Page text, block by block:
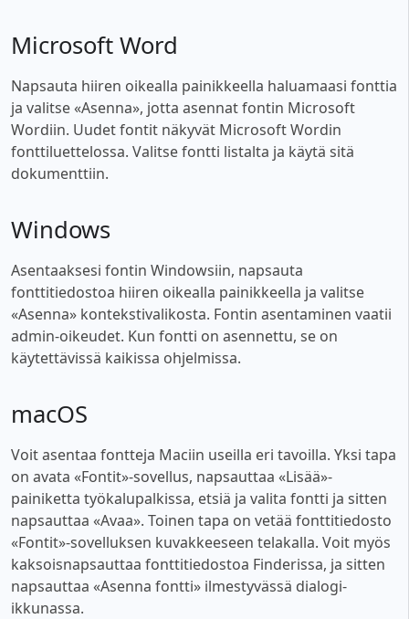
Microsoft Word
Napsauta hiiren oikealla painikkeella haluamaasi fonttia
ja valitse «Asenna», jotta asennat fontin Microsoft
Wordiin. Uudet fontit näkyvät Microsoft Wordin
fonttiluettelossa. Valitse fontti listalta ja käytä sitä
dokumenttiin.
Windows
Asentaaksesi fontin Windowsiin, napsauta
fonttitiedostoa hiiren oikealla painikkeella ja valitse
«Asenna» kontekstivalikosta. Fontin asentaminen vaatii
admin-oikeudet. Kun fontti on asennettu, se on
käytettävissä kaikissa ohjelmissa.
macOS
Voit asentaa fontteja Maciin useilla eri tavoilla. Yksi tapa
on avata «Fontit»-sovellus, napsauttaa «Lisää»-
painiketta työkalupalkissa, etsiä ja valita fontti ja sitten
napsauttaa «Avaa». Toinen tapa on vetää fonttitiedosto
«Fontit»-sovelluksen kuvakkeeseen telakalla. Voit myös
kaksoisnapsauttaa fonttitiedostoa Finderissa, ja sitten
napsauttaa «Asenna fontti» ilmestyvässä dialogi-
ikkunassa.